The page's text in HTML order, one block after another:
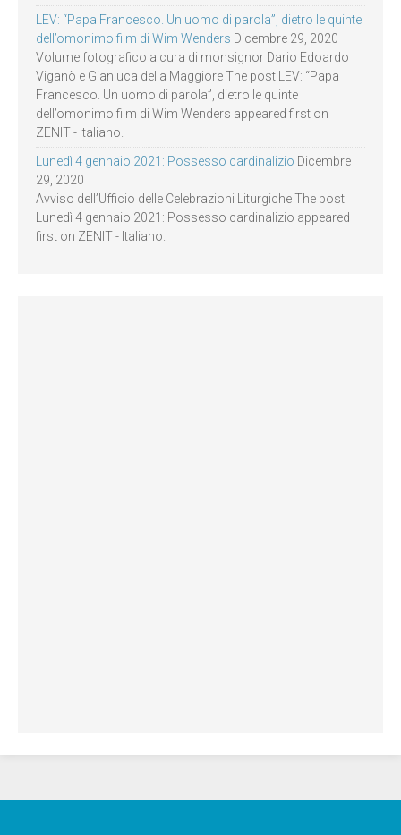
LEV: “Papa Francesco. Un uomo di parola”, dietro le quinte
dell’omonimo film di Wim Wenders Dicembre 29, 2020
Volume fotografico a cura di monsignor Dario Edoardo
Viganò e Gianluca della Maggiore The post LEV: “Papa
Francesco. Un uomo di parola”, dietro le quinte
dell’omonimo film di Wim Wenders appeared first on
ZENIT - Italiano.
Lunedì 4 gennaio 2021: Possesso cardinalizio Dicembre
29, 2020
Avviso dell’Ufficio delle Celebrazioni Liturgiche The post
Lunedì 4 gennaio 2021: Possesso cardinalizio appeared
first on ZENIT - Italiano.